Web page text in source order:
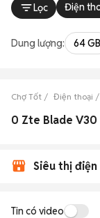
Lọc Điện
Dung lượng: 64 GB
Chợ Tốt Điện thoại
0 Zte Blade V30
Siêu thị
Tin có video